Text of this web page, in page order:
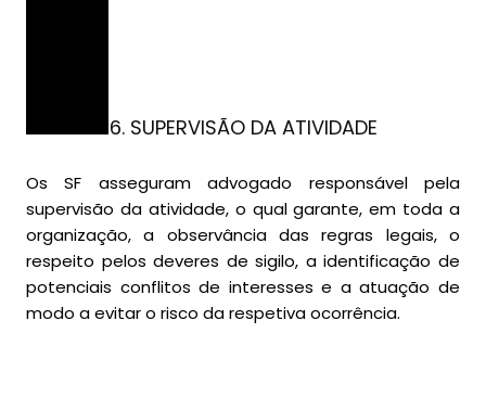
6. SUPERVISÃO DA ATIVIDADE
Os SF asseguram advogado responsável pela
supervisão da atividade, o qual garante, em toda a
organização, a observância das regras legais, o
respeito pelos deveres de sigilo, a identificação de
potenciais conflitos de interesses e a atuação de
modo a evitar o risco da respetiva ocorrência.